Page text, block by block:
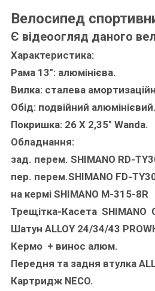
Велосипед
Є відеоогляд даного
Характеристика:
Рама 13": алюмінієва.
Вилка: сталева
Обід: подвійний алюмінієвий.
Покришка: 26 Х 2,35" Wanda.
Обладнання:
зад. перем. SHIMANO RD-
пер. перем.SHIMANO FD-
на кермі SHIMANO M-315-8R
Трещітка-Касета SHIMANO
Шатун ALLOY 24/34/43
Кермо + винос алюм.
Передня та задня втулка
Картридж NECO.